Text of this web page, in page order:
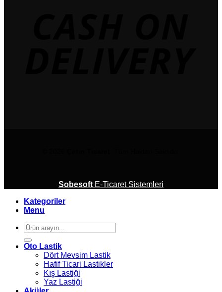
Sobesoft E-Ticaret Sistemleri
Kategoriler
Menu
Ara:
Oto Lastik
Dört Mevsim Lastik
Hafif Ticari Lastikler
Kış Lastiği
Yaz Lastiği